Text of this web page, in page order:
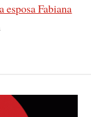
esposa Fabiana